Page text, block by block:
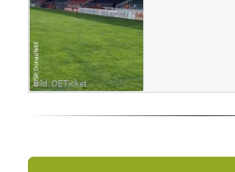
Bild: OETicket